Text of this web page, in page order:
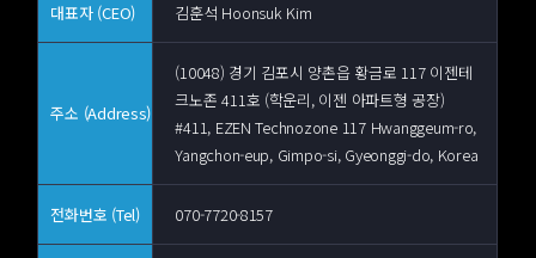
대표자 (CEO) 김훈석 Hoonsuk Kim
주소 (Address)
(10048) 경기 김포시 양촌읍 황금로 117 이젠테
크노존 411호 (학운리, 이젠 아파트형 공장)
#411, EZEN Technozone 117 Hwanggeum-ro,
Yangchon-eup, Gimpo-si, Gyeonggi-do, Korea
전화번호 (Tel) 070-7720-8157